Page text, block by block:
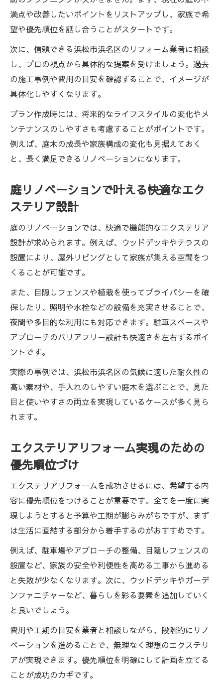
満点や改善したいポイントをリストアップし、家族で希
望や優先順位を話し合うことがスタートです。
次に、信頼できる浜松市浜名区のリフォーム業者に相談
し、プロの視点から具体的な提案を受けましょう。過去
の施工事例や費用の目安を確認することで、イメージが
具体化しやすくなります。
プラン作成時には、将来的なライフスタイルの変化やメ
ンテナンスのしやすさも考慮することがポイントです。
例えば、庭木の成長や家族構成の変化も見据えておく
と、長く満足できるリノベーションになります。
庭リノベーションで叶える快適なエク
ステリア設計
庭のリノベーションでは、快適で機能的なエクステリア
設計が求められます。例えば、ウッドデッキやテラスの
設置により、屋外リビングとして家族が集える空間をつ
くることが可能です。
また、目隠しフェンスや植栽を使ってプライバシーを確
保したり、照明や水栓などの設備を充実させることで、
夜間や多目的な利用にも対応できます。駐車スペースや
アプローチのバリアフリー設計も快適さを左右するポイ
ントです。
実際の事例では、浜松市浜名区の気候に適した耐久性の
高い素材や、手入れのしやすい庭木を選ぶことで、見た
目と使いやすさの両立を実現しているケースが多く見ら
れます。
エクステリアリフォーム実現のための
優先順位づけ
エクステリアリフォームを成功させるには、希望する内
容に優先順位をつけることが重要です。全てを一度に実
現しようとすると予算や工期が膨らみがちですが、まず
は生活に直結する部分から着手するのがおすすめです。
例えば、駐車場やアプローチの整備、目隠しフェンスの
設置など、家族の安全や利便性を高める工事から進める
と失敗が少なくなります。次に、ウッドデッキやガーデ
ンファニチャーなど、暮らしを彩る要素を追加していく
と良いでしょう。
費用や工期の目安を業者と相談しながら、段階的にリノ
ベーションを進めることで、無理なく理想のエクステリ
アが実現できます。優先順位を明確にして計画を立てる
ことが成功のカギです。